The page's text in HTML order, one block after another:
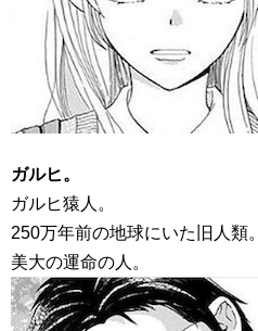
ガルヒ。
ガルヒ猿人。
250万年前の地球にいた旧人類。
美大の運命の人。